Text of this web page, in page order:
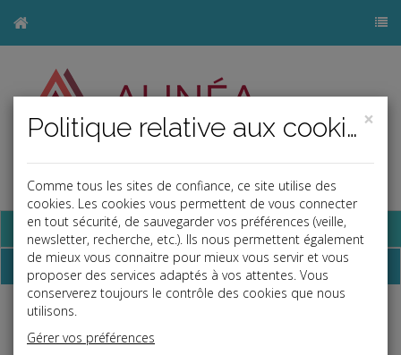
Base documentaire
Qui sommes-nous ?
ALINÉA CONSEILS est un cabinet d'expertise comptable, de
(commissariat aux comptes).
×
Politique relative aux cookies
Comme tous les sites de confiance, ce site utilise des
cookies. Les cookies vous permettent de vous connecter
en tout sécurité, de sauvegarder vos préférences (veille,
newsletter, recherche, etc.). Ils nous permettent également
de mieux vous connaitre pour mieux vous servir et vous
proposer des services adaptés à vos attentes. Vous
conserverez toujours le contrôle des cookies que nous
utilisons.
Gérer vos préférences